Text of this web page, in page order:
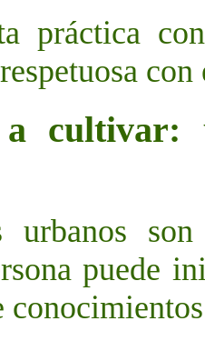
práctica
cultivar:
urbanos
puede